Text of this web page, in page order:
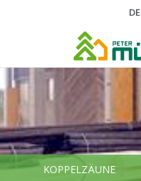
DE
KOPPELZÄUNE